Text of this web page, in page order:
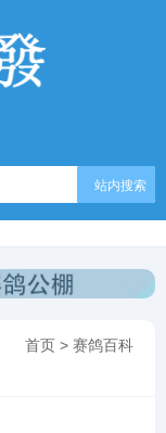
站内搜索
首页 > 赛鸽百科